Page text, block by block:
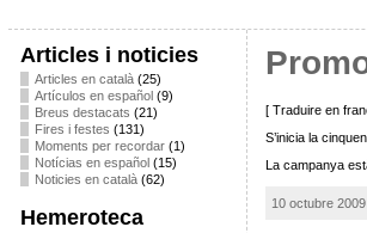
Articles i noticies
Articles en català(25)
Artículos en español(9)
Breus destacats (21)
Fires i festes (131)
Moments per recordar(1)
Notícias en español(15)
Noticies en català(62)
Hemeroteca
[ Traduire en
S’inicia la
La campanya
10 octubre